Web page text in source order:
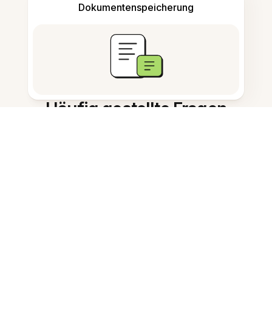
Dokumentenspeicherung
Häufig gestellte Fragen